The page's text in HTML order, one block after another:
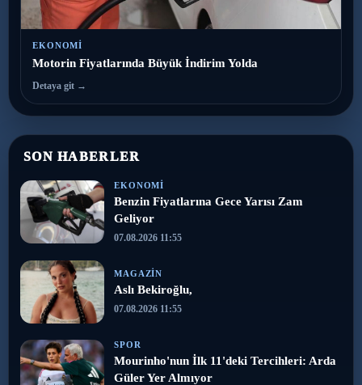
EKONOMI
Motorin Fiyatlarında Büyük İndirim Yolda
Detaya git →
SON HABERLER
EKONOMI
Benzin Fiyatlarına Gece Yarısı Zam
Geliyor
07.08.2026 11:55
MAGAZIN
Aslı Bekiroğlu,
07.08.2026 11:55
SPOR
Mourinho'nun İlk 11'deki Tercihleri: Arda
Güler Yer Almıyor